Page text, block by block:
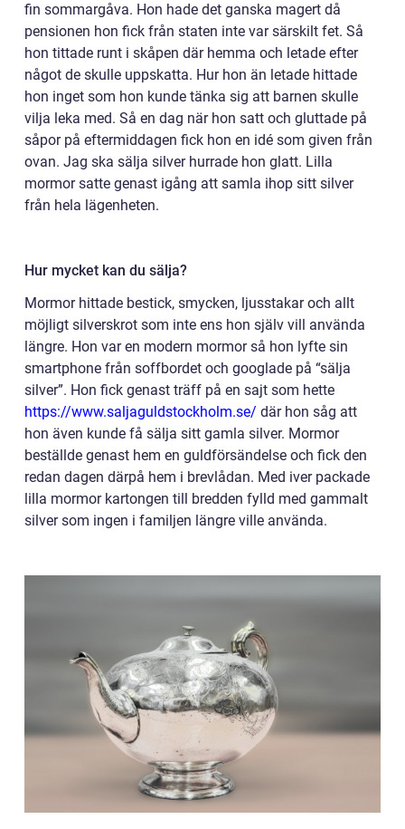
fin sommargåva. Hon hade det ganska magert då
pensionen hon fick från staten inte var särskilt fet. Så
hon tittade runt i skåpen där hemma och letade efter
något de skulle uppskatta. Hur hon än letade hittade
hon inget som hon kunde tänka sig att barnen skulle
vilja leka med. Så en dag när hon satt och gluttade på
såpor på eftermiddagen fick hon en idé som given från
ovan. Jag ska sälja silver hurrade hon glatt. Lilla
mormor satte genast igång att samla ihop sitt silver
från hela lägenheten.
Hur mycket kan du sälja?
Mormor hittade bestick, smycken, ljusstakar och allt
möjligt silverskrot som inte ens hon själv vill använda
längre. Hon var en modern mormor så hon lyfte sin
smartphone från soffbordet och googlade på “sälja
silver”. Hon fick genast träff på en sajt som hette
https://www.saljaguldstockholm.se/ där hon såg att
hon även kunde få sälja sitt gamla silver. Mormor
beställde genast hem en guldförsändelse och fick den
redan dagen därpå hem i brevlådan. Med iver packade
lilla mormor kartongen till bredden fylld med gammalt
silver som ingen i familjen längre ville använda.